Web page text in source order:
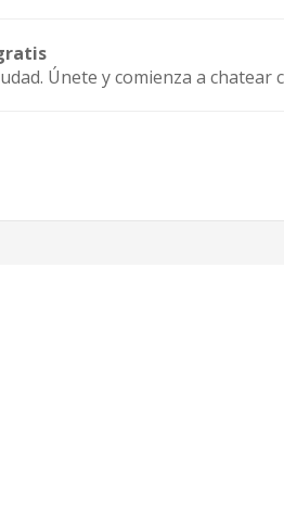
Únete y comienza a